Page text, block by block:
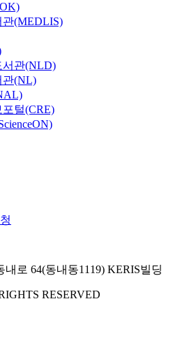
(MEDLIS)
서관(NLD)
관(NL)
털(CRE)
로 64(동내동1119) KERIS빌딩
RESERVED